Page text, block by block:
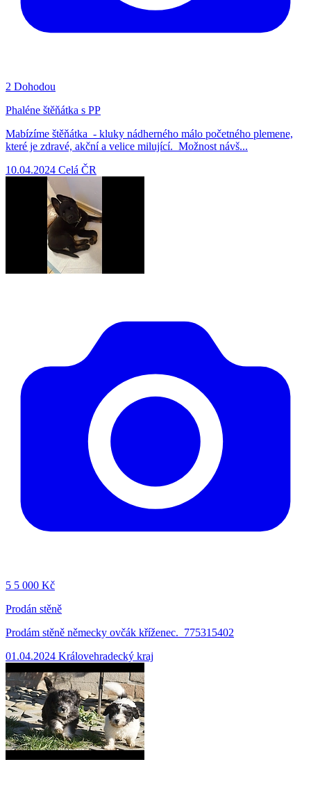
2 Dohodou
Phaléne štěňátka s PP
Mabízíme štěňátka - kluky nádherného málo početného plemene,
které je zdravé, akční a velice milující. Možnost návš...
10.04.2024 Celá ČR
5 5 000 Kč
Prodán stěně
Prodám stěně německy ovčák kříženec. 775315402
01.04.2024 Královehradecký kraj